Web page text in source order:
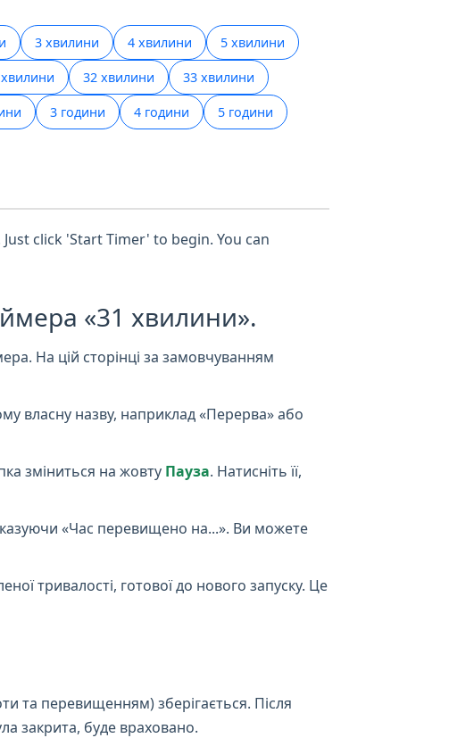
3 хвилини 4 хвилини 5 хвилини
32 хвилини 33 хвилини
3 години 4 години 5 години
click 'Start Timer' to begin. You can
«31 хвилини».
На цій сторінці за замовчуванням
власну назву, наприклад «Перерва» або
зміниться на жовту Пауза. Натисніть її,
«Час перевищено на...». Ви можете
тривалості, готової до нового запуску. Це
та перевищенням) зберігається. Після
закрита, буде враховано.